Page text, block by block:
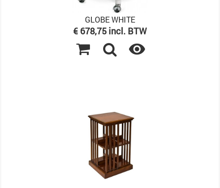
GLOBE WHITE
Prijs
€ 678,75 incl. BTW
